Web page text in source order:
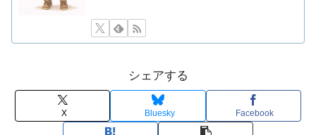
シェアする
X Bluesky Facebook